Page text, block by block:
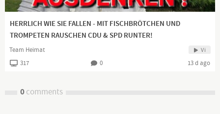
HERRLICH WIE SIE FALLEN - MIT FISCHBRÖTCHEN UND
TROMPETEN RAUSCHEN CDU & SPD RUNTER!
Team Heimat Vi
317 0 13 d ago
0comments